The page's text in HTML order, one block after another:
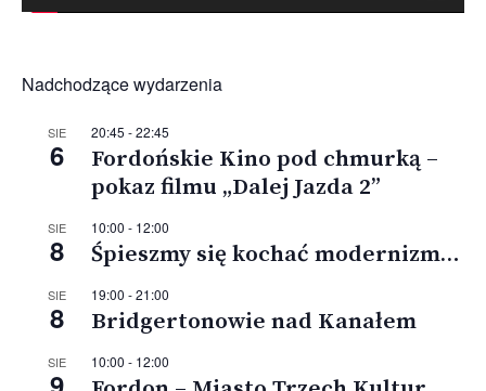
Nadchodzące wydarzenia
SIE
6
20:45 -22:45
Fordońskie Kino pod chmurką –
pokaz filmu „Dalej Jazda 2”
SIE
8
10:00 - 12:00
Śpieszmy się kochać modernizm…
SIE
8
19:00 -21:00
Bridgertonowie nad Kanałem
SIE 10:00 - 12:00